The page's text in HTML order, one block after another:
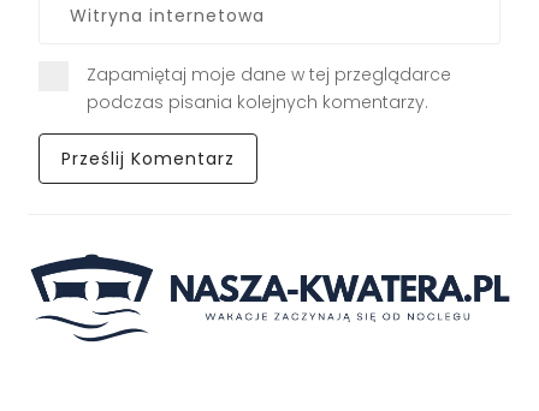
Zapamiętaj moje dane w tej przeglądarce
podczas pisania kolejnych komentarzy.